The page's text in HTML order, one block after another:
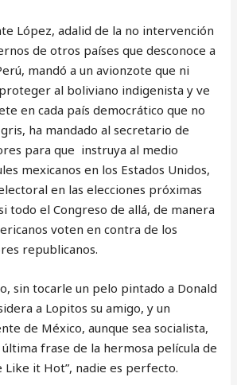
adalid de la no intervención
de otros países que desconoce a
mandó a un avionzote que ni
al boliviano indigenista y ve
en cada país democrático que no
ha mandado al secretario de
para que instruya al medio
mexicanos en los Estados Unidos,
en las elecciones próximas
todo el Congreso de allá, de manera
voten en contra de los
republicanos.
tocarle un pelo pintado a Donald
a Lopitos su amigo, y un
de México, aunque sea socialista,
frase de la hermosa película de
Like it Hot”, nadie es perfecto.